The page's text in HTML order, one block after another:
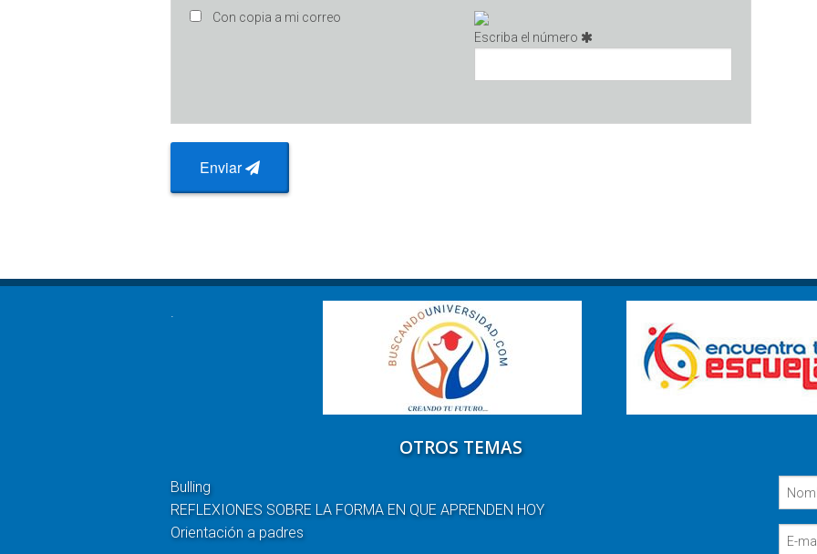
Con copia a mi correo
Escriba el número
Enviar
.
OTROS TEMAS
Bulling
REFLEXIONES SOBRE LA FORMA EN QUE APRENDEN HOY
Orientación a padres